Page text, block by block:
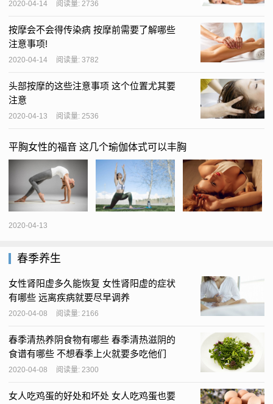
2020-04-14 阅读量: 2736
按摩会不会得传染病 按摩前需要了解哪些
注意事项!
2020-04-14 阅读量: 3782
头部按摩的这些注意事项 这个位置尤其要
注意
2020-04-13 阅读量: 2536
平胸女性的福音 这几个瑜伽体式可以丰胸
2020-04-13
春季养生
女性肾阳虚多久能恢复 女性肾阳虚的症状
有哪些 远离疾病就要尽早调养
2020-04-08 阅读量: 2166
春季清热养阴食物有哪些 春季清热滋阴的
食谱有哪些 不想春季上火就要多吃他们
2020-04-08 阅读量: 2300
女人吃鸡蛋的好处和坏处 女人吃鸡蛋也要